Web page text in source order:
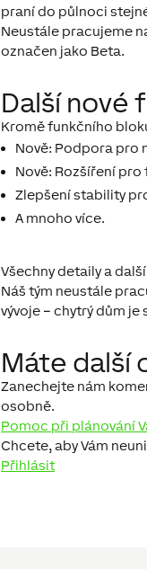
praní do půlnoci
Neustále pracujeme
označen jako Beta.
Další nové
Kromě funkčního
Nově: Podpora pro
Nově: Rozšíření
Zlepšení stability
A mnoho více.
Všechny detaily a
Náš tým neustále
vývoje – chytrý dům je
Máte další
Zanechejte nám
osobně.
Pomoc při plánování
Chcete, aby Vám
Přihlásit